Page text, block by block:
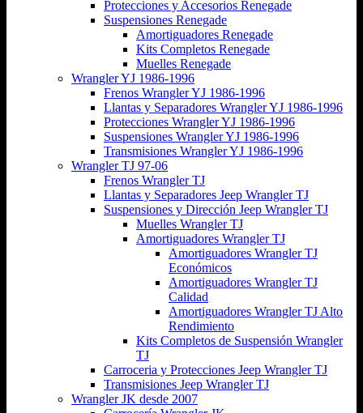
Protecciones y Accesorios Renegade
Suspensiones Renegade
Amortiguadores Renegade
Kits Completos Renegade
Muelles Renegade
Wrangler YJ 1986-1996
Frenos Wrangler YJ 1986-1996
Llantas y Separadores Wrangler YJ 1986-1996
Protecciones Wrangler YJ 1986-1996
Suspensiones Wrangler YJ 1986-1996
Transmisiones Wrangler YJ 1986-1996
Wrangler TJ 97-06
Frenos Wrangler TJ
Llantas y Separadores Jeep Wrangler TJ
Suspensiones y Dirección Jeep Wrangler TJ
Muelles Wrangler TJ
Amortiguadores Wrangler TJ
Amortiguadores Wrangler TJ
Económicos
Amortiguadores Wrangler TJ
Calidad
Amortiguadores Wrangler TJ Alto
Rendimiento
Kits Completos de Suspensión Wrangler
TJ
Carroceria y Protecciones Jeep Wrangler TJ
Transmisiones Jeep Wrangler TJ
Wrangler JK desde 2007